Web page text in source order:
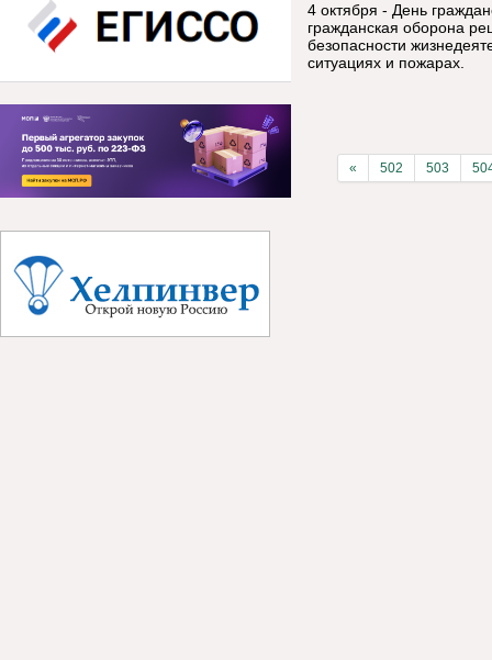
4 октября - День
гражданская оборона
безопасности
ситуациях и пожарах.
« 502 503